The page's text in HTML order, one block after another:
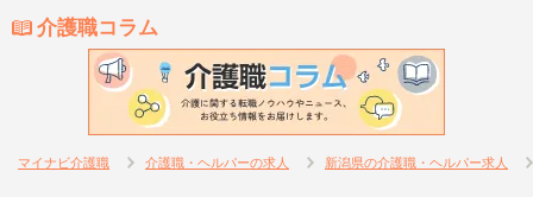
介護職コラム
マイナビ介護職 介護職・ヘルパーの求人 新潟県の介護職・ヘルパー求人